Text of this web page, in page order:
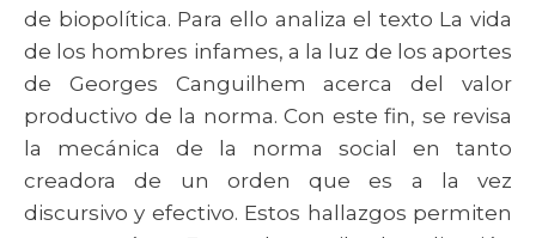
de biopolítica. Para ello analiza el texto La vida
de los hombres infames, a la luz de los aportes
de Georges Canguilhem acerca del valor
productivo de la norma. Con este fin, se revisa
la mecánica de la norma social en tanto
creadora de un orden que es a la vez
discursivo y efectivo. Estos hallazgos permiten